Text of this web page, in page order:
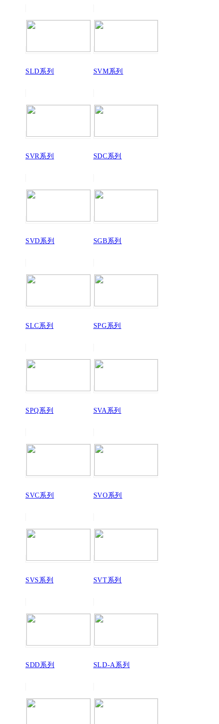
SLD系列 SVM系列
SVR系列 SDC系列
SVD系列 SGB系列
SLC系列 SPG系列
SPQ系列 SVA系列
SVC系列 SVO系列
SVS系列 SVT系列
SDD系列 SLD-A系列